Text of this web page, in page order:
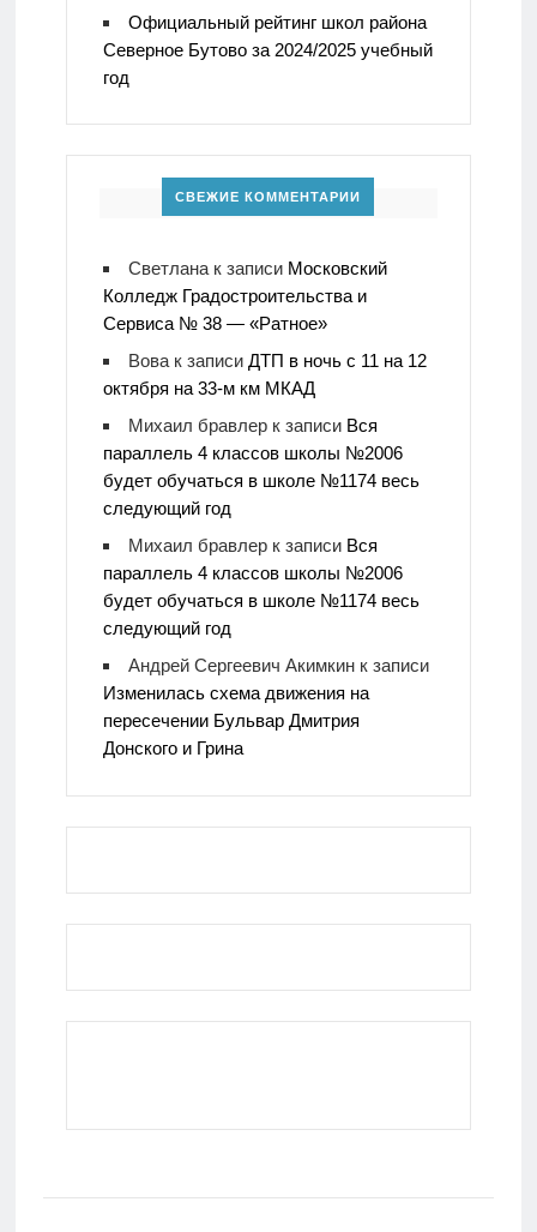
Официальный рейтинг школ района
Северное Бутово за 2024/2025 учебный
год
СВЕЖИЕ КОММЕНТАРИИ
Светланак записи Московский
Колледж Градостроительства и
Сервиса № 38 — «Ратное»
Вовак записи ДТП в ночь с 11 на 12
октября на 33-м км МКАД
Михаил бравлерк записи Вся
параллель 4 классов школы №2006
будет обучаться в школе №1174 весь
следующий год
Михаил бравлерк записи Вся
параллель 4 классов школы №2006
будет обучаться в школе №1174 весь
следующий год
Андрей Сергеевич Акимкинк записи
Изменилась схема движения на
пересечении Бульвар Дмитрия
Донского и Грина